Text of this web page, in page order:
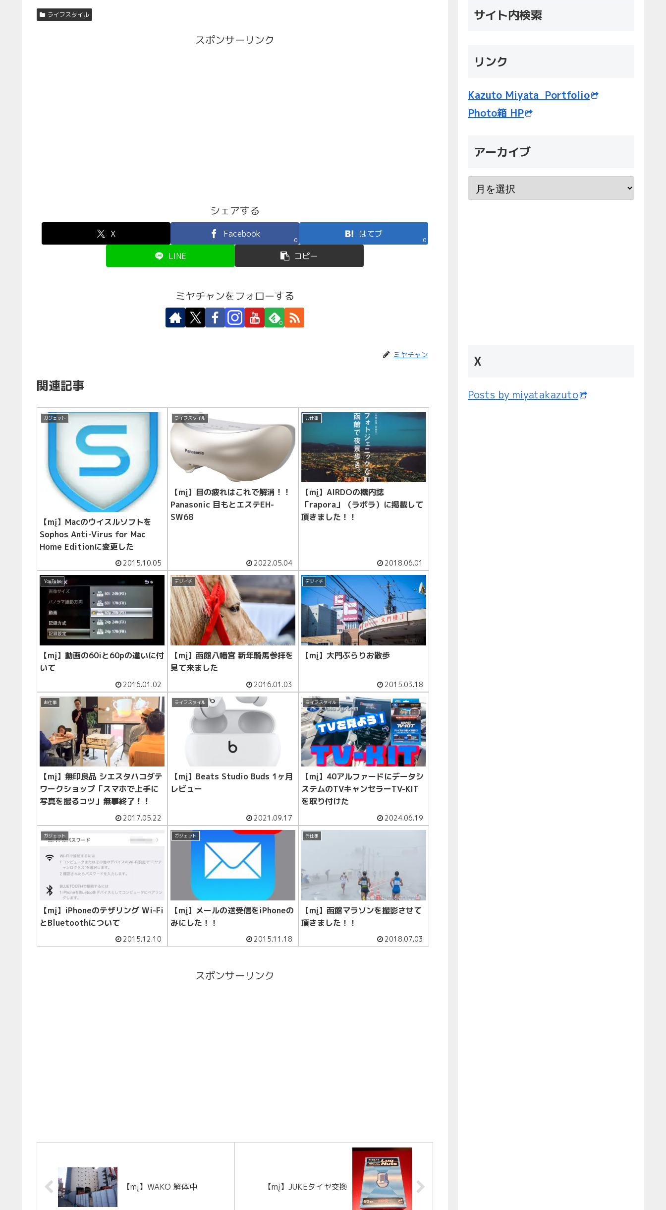
ライフスタイル
スポンサーリンク
シェアする
X Facebook
0
はてブ
0
LINE コピー
ミヤチャンをフォローする
0
ミヤチャン
関連記事
ガジェット
【mį】Macのウイスルソフトを
Sophos Anti-Virus for Mac
Home Editionに変更した
2015.10.05
ライフスタイル
【mį】目の疲れはこれで解消！！
Panasonic 目もとエステEH-
SW68
2022.05.04
お仕事
【mį】AIRDOの機内誌
「rapora」（ラポラ）に掲載して
頂きました！！
2018.06.01
YouTube
【mį】動画の60iと60pの違いに付
いて
2016.01.02
デジイチ
【mį】函館八幡宮 新年騎馬参拝を
見て来ました
2016.01.03
デジイチ
【mį】大門ぶらりお散歩
2015.03.18
お仕事
【mį】無印良品 シエスタハコダテ
ワークショップ「スマホで上手に
写真を撮るコツ」無事終了！！
2017.05.22
ライフスタイル
【mį】Beats Studio Buds 1ヶ月
レビュー
2021.09.17
ライフスタイル
【mį】40アルファードにデータシ
ステムのTVキャンセラーTV-KIT
を取り付けた
2024.06.19
ガジェット
【mį】iPhoneのテザリング Wi-Fi
とBluetoothについて
2015.12.10
ガジェット
【mį】メールの送受信をiPhoneの
みにした！！
2015.11.18
お仕事
【mį】函館マラソンを撮影させて
頂きました！！
2018.07.03
スポンサーリンク
【mį】WAKO 解体中 【mį】JUKEタイヤ交換
サイト内検索
リンク
Kazuto Miyata Portfolio
Photo箱 HP
アーカイブ
X
Posts by miyatakazuto